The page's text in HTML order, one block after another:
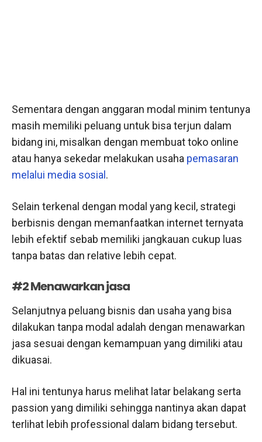
Sementara dengan anggaran modal minim tentunya
masih memiliki peluang untuk bisa terjun dalam
bidang ini, misalkan dengan membuat toko online
atau hanya sekedar melakukan usaha pemasaran
melalui media sosial.
Selain terkenal dengan modal yang kecil, strategi
berbisnis dengan memanfaatkan internet ternyata
lebih efektif sebab memiliki jangkauan cukup luas
tanpa batas dan relative lebih cepat.
#2 Menawarkan jasa
Selanjutnya peluang bisnis dan usaha yang bisa
dilakukan tanpa modal adalah dengan menawarkan
jasa sesuai dengan kemampuan yang dimiliki atau
dikuasai.
Hal ini tentunya harus melihat latar belakang serta
passion yang dimiliki sehingga nantinya akan dapat
terlihat lebih professional dalam bidang tersebut.